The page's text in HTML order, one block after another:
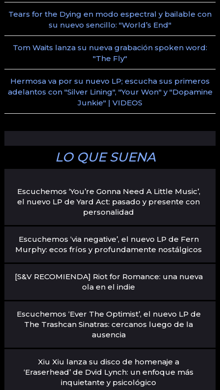
Tears for the Dying en modo espectral y bailable con
su nuevo sencillo: "World’s End"
Tom Waits lanza su nueva grabación spoken word:
"The Fly"
Hermosa va por su nuevo LP; escucha sus primeros
adelantos con "Silver Lining", "Your Won" y "Dopamine
Junkie" | VIDEOS
LO QUE SUENA
Escuchemos ‘You’re Gonna Need A Little Music’,
el nuevo LP de Yard Act: pasado y presente con
personalidad
Escuchemos ‘via negative’, el nuevo LP de Fern
Murphy: ecos fríos y profundamente nostálgicos
[S&V RECOMIENDA] Riot for Romance: una nueva
ola en el indie
Escuchemos ‘Ever The Optimist’, el nuevo LP de
The Trashcan Sinatras: cercanos luego de la
ausencia
Xiu Xiu lanza su disco de homenaje a
‘Eraserhead’ de Dvid Lynch: un enfoque más
inquietante y psicológico